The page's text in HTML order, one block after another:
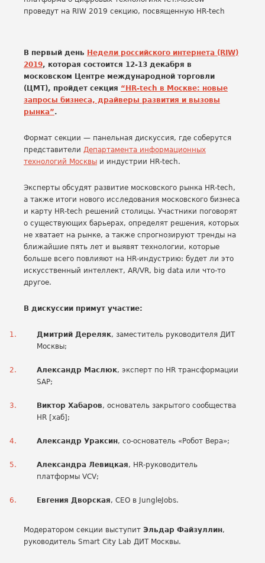
В первый день Недели российского интернета (RIW)
2019, которая состоится 12-13 декабря в
московском Центре международной торговли
(ЦМТ), пройдет секция “HR-tech в Москве: новые
запросы бизнеса, драйверы развития и вызовы
рынка”.
Формат секции — панельная дискуссия, где соберутся
представители Департамента информационных
технологий Москвы и индустрии HR-tech.
Эксперты обсудят развитие московского рынка HR-tech,
а также итоги нового исследования московского бизнеса
и карту HR-tech решений столицы. Участники поговорят
о существующих барьерах, определят решения, которых
не хватает на рынке, а также спрогнозируют тренды на
ближайшие пять лет и выявят технологии, которые
больше всего повлияют на HR-индустрию: будет ли это
искусственный интеллект, AR/VR, big data или что-то
другое.
В дискуссии примут участие:
Дмитрий Дереляк, заместитель руководителя ДИТ
Москвы;
Александр Маслюк, эксперт по HR трансформации
SAP;
Виктор Хабаров, основатель закрытого сообщества
HR [хаб];
Александр Ураксин, со-основатель «Робот Вера»;
Александра Левицкая, HR-руководитель
платформы VCV;
Евгения Дворская, СЕO в JungleJobs.
Модератором секции выступит Эльдар Файзуллин,
руководитель Smart City Lab ДИТ Москвы.